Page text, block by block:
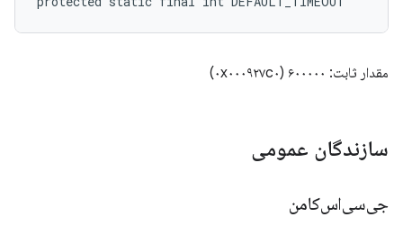
مقدار ثابت: ۶۰۰۰۰۰ (۰x۰۰۰۹۲۷c۰)
سازندگان عمومی
جی‌سی‌اس‌کامن